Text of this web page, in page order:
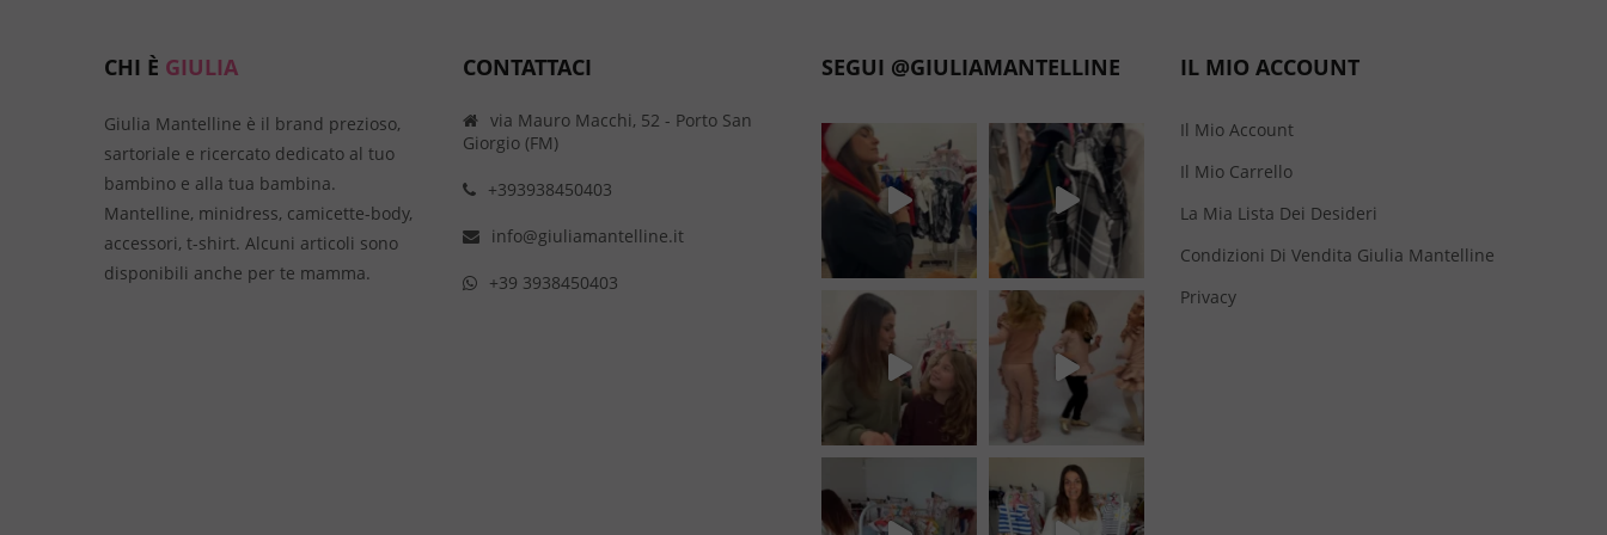
CHI È GIULIA
Giulia Mantelline è il brand prezioso,
sartoriale e ricercato dedicato al tuo
bambino e alla tua bambina.
Mantelline, minidress, camicette-body,
accessori, t-shirt. Alcuni articoli sono
disponibili anche per te mamma.
CONTATTACI
via Mauro Macchi, 52 - Porto San
Giorgio (FM)
+393938450403
info@giuliamantelline.it
+39 3938450403
SEGUI @GIULIAMANTELLINE IL MIO ACCOUNT
Il Mio Account
Il Mio Carrello
La Mia Lista Dei Desideri
Condizioni Di Vendita Giulia Mantelline
Privacy